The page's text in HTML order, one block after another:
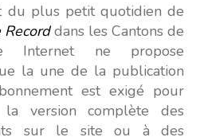
du plus petit quotidien de
Recorddans les Cantons de
Internet ne propose
la une de la publication
est exigé pour
version complète des
sur le site ou à des